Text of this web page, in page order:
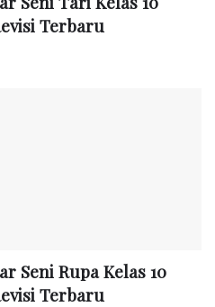
Terbaru
Seni Rupa Kelas 10
Terbaru